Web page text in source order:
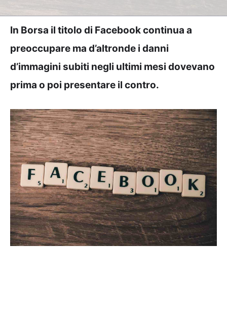
In Borsa il titolo di Facebook continua a
preoccupare ma d’altronde i danni
d’immagini subiti negli ultimi mesi dovevano
prima o poi presentare il contro.